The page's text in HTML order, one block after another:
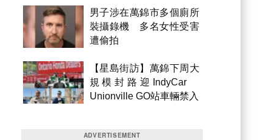
男子涉在萬錦市多個廁所
裝攝錄機 多名女性受害
遭偷拍
【星島街訪】萬錦下周大
規模封路迎IndyCar
Unionville GO站車輛禁入